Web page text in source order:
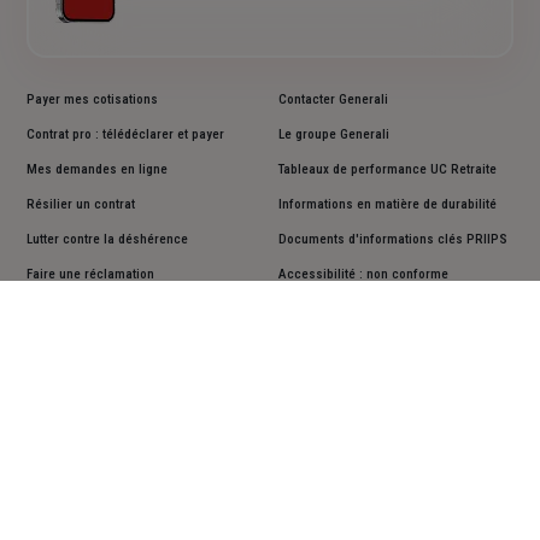
Payer mes cotisations
Contrat pro : télédéclarer et payer
Mes demandes en ligne
Résilier un contrat
Lutter contre la déshérence
Faire une réclamation
Contacter Generali
Le groupe Generali
Tableaux de performance UC Retraite
Informations en matière de durabilité
Documents d'informations clés PRIIPS
Accessibilité : non conforme